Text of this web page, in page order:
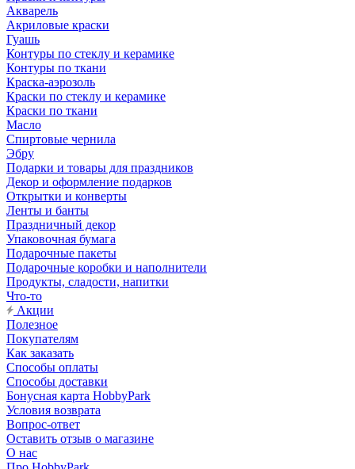
Акварель
Акриловые краски
Гуашь
Контуры по стеклу и керамике
Контуры по ткани
Краска-аэрозоль
Краски по стеклу и керамике
Краски по ткани
Масло
Спиртовые чернила
Эбру
Подарки и товары для праздников
Декор и оформление подарков
Открытки и конверты
Ленты и банты
Праздничный декор
Упаковочная бумага
Подарочные пакеты
Подарочные коробки и наполнители
Продукты, сладости, напитки
Что-то
Акции
Полезное
Покупателям
Как заказать
Способы оплаты
Способы доставки
Бонусная карта HobbyPark
Условия возврата
Вопрос-ответ
Оставить отзыв о магазине
О нас